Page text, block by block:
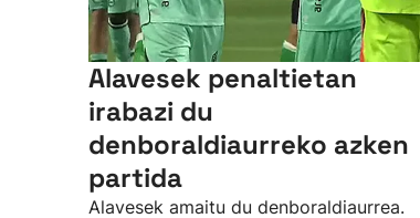
Alavesek penaltietan
irabazi du
denboraldiaurreko azken
partida
Alavesek amaitu du denboraldiaurrea.